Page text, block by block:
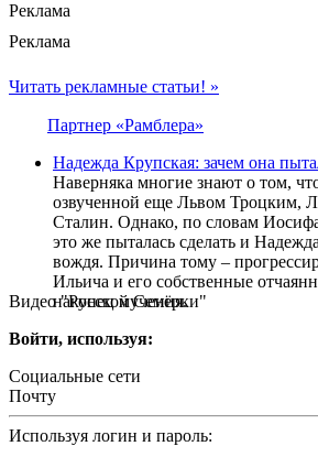
Реклама
Реклама
Видео "Русской Семёрки"
Читать рекламные статьи! »
Партнер «Рамблера»
Надежда Крупская: зачем она
Наверняка многие знают о том,
озвученной еще Львом Троцким,
Сталин. Однако, по словам
это же пыталась сделать и
вождя. Причина тому –
Ильича и его собственные
наконец мучения.
Войти, используя:
Социальные сети
Почту
Используя логин и пароль: